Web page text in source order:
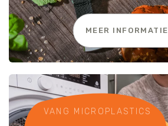
MEER INFORMATIE
VANG MICROPLASTICS